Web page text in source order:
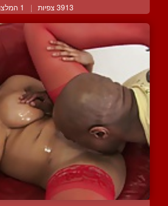
3913 צפיות | 1 המלצות